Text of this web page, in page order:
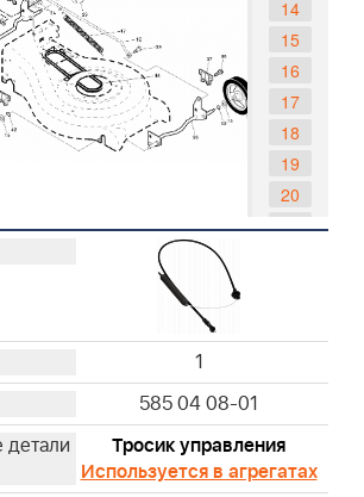
14
15
16
17
18
19
20
21
28
29
32
33
1
585 04 08-01
Тросик управления
Используется в агрегатах